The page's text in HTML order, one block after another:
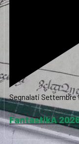
Segnalati Settembre
FantastikA